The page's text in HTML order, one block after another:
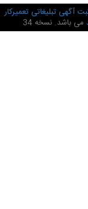
تبلیغاتی تعمیرکار
باشد. نسخه 34